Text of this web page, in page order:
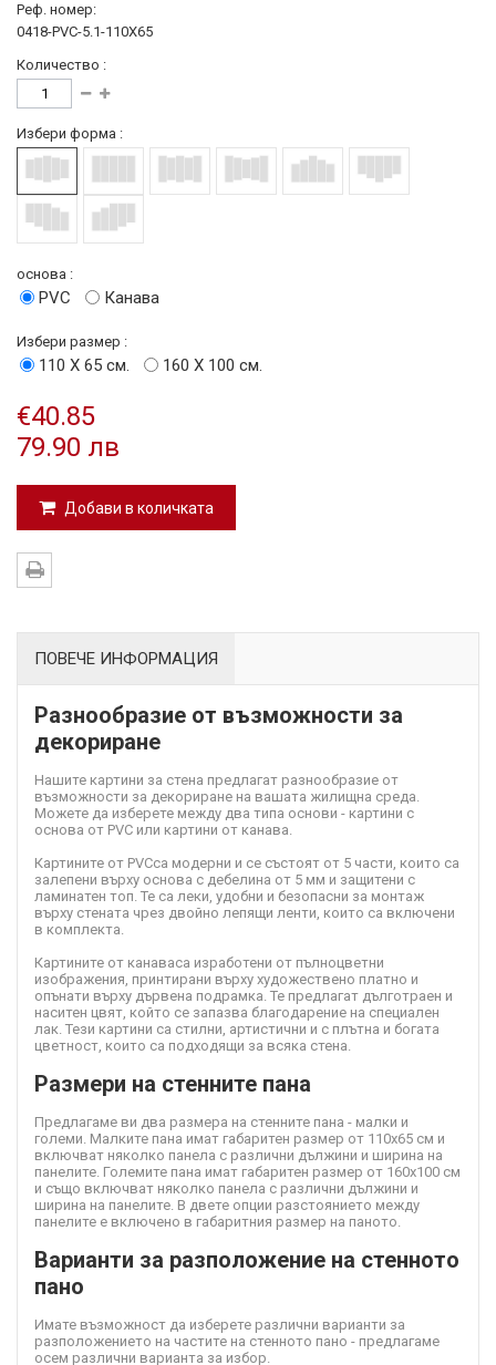
Реф. номер:
0418-PVC-5.1-110X65
Количество :
Избери форма :
основа :
PVC Канава
Избери размер :
110 Х 65 см. 160 Х 100 см.
€40.85
79.90 лв
Добави в количката
ПОВЕЧЕ ИНФОРМАЦИЯ
Разнообразие от възможности за
декориране
Нашите картини за стена предлагат разнообразие от
възможности за декориране на вашата жилищна среда.
Можете да изберете между два типа основи - картини с
основа от PVC или картини от канава.
Картините от PVCса модерни и се състоят от 5 части, които са
залепени върху основа с дебелина от 5 мм и защитени с
ламинатен топ. Те са леки, удобни и безопасни за монтаж
върху стената чрез двойно лепящи ленти, които са включени
в комплекта.
Картините от канаваса изработени от пълноцветни
изображения, принтирани върху художествено платно и
опънати върху дървена подрамка. Те предлагат дълготраен и
наситен цвят, който се запазва благодарение на специален
лак. Тези картини са стилни, артистични и с плътна и богата
цветност, които са подходящи за всяка стена.
Размери на стенните пана
Предлагаме ви два размера на стенните пана - малки и
големи. Малките пана имат габаритен размер от 110х65 см и
включват няколко панела с различни дължини и ширина на
панелите. Големите пана имат габаритен размер от 160х100 см
и също включват няколко панела с различни дължини и
ширина на панелите. В двете опции разстоянието между
панелите е включено в габаритния размер на паното.
Варианти за разположение на стенното
пано
Имате възможност да изберете различни варианти за
разположението на частите на стенното пано - предлагаме
осем различни варианта за избор.